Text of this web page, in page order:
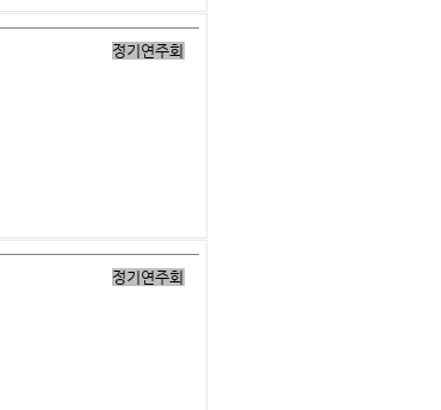
정기연주회
정기연주회